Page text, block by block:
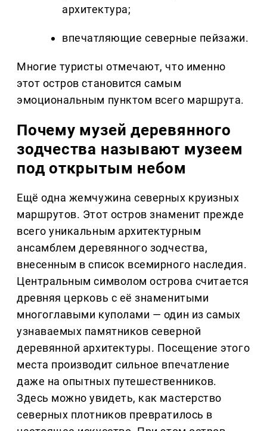
архитектура;
впечатляющие северные пейзажи.
Многие туристы отмечают, что именно
этот остров становится самым
эмоциональным пунктом всего маршрута.
Почему музей деревянного
зодчества называют музеем
под открытым небом
Ещё одна жемчужина северных круизных
маршрутов. Этот остров знаменит прежде
всего уникальным архитектурным
ансамблем деревянного зодчества,
внесенным в список всемирного наследия.
Центральным символом острова считается
древняя церковь с её знаменитыми
многоглавыми куполами — один из самых
узнаваемых памятников северной
деревянной архитектуры. Посещение этого
места производит сильное впечатление
даже на опытных путешественников.
Здесь можно увидеть, как мастерство
северных плотников превратилось в